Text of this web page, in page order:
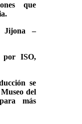
que
Jijona –
por ISO,
se
del
más